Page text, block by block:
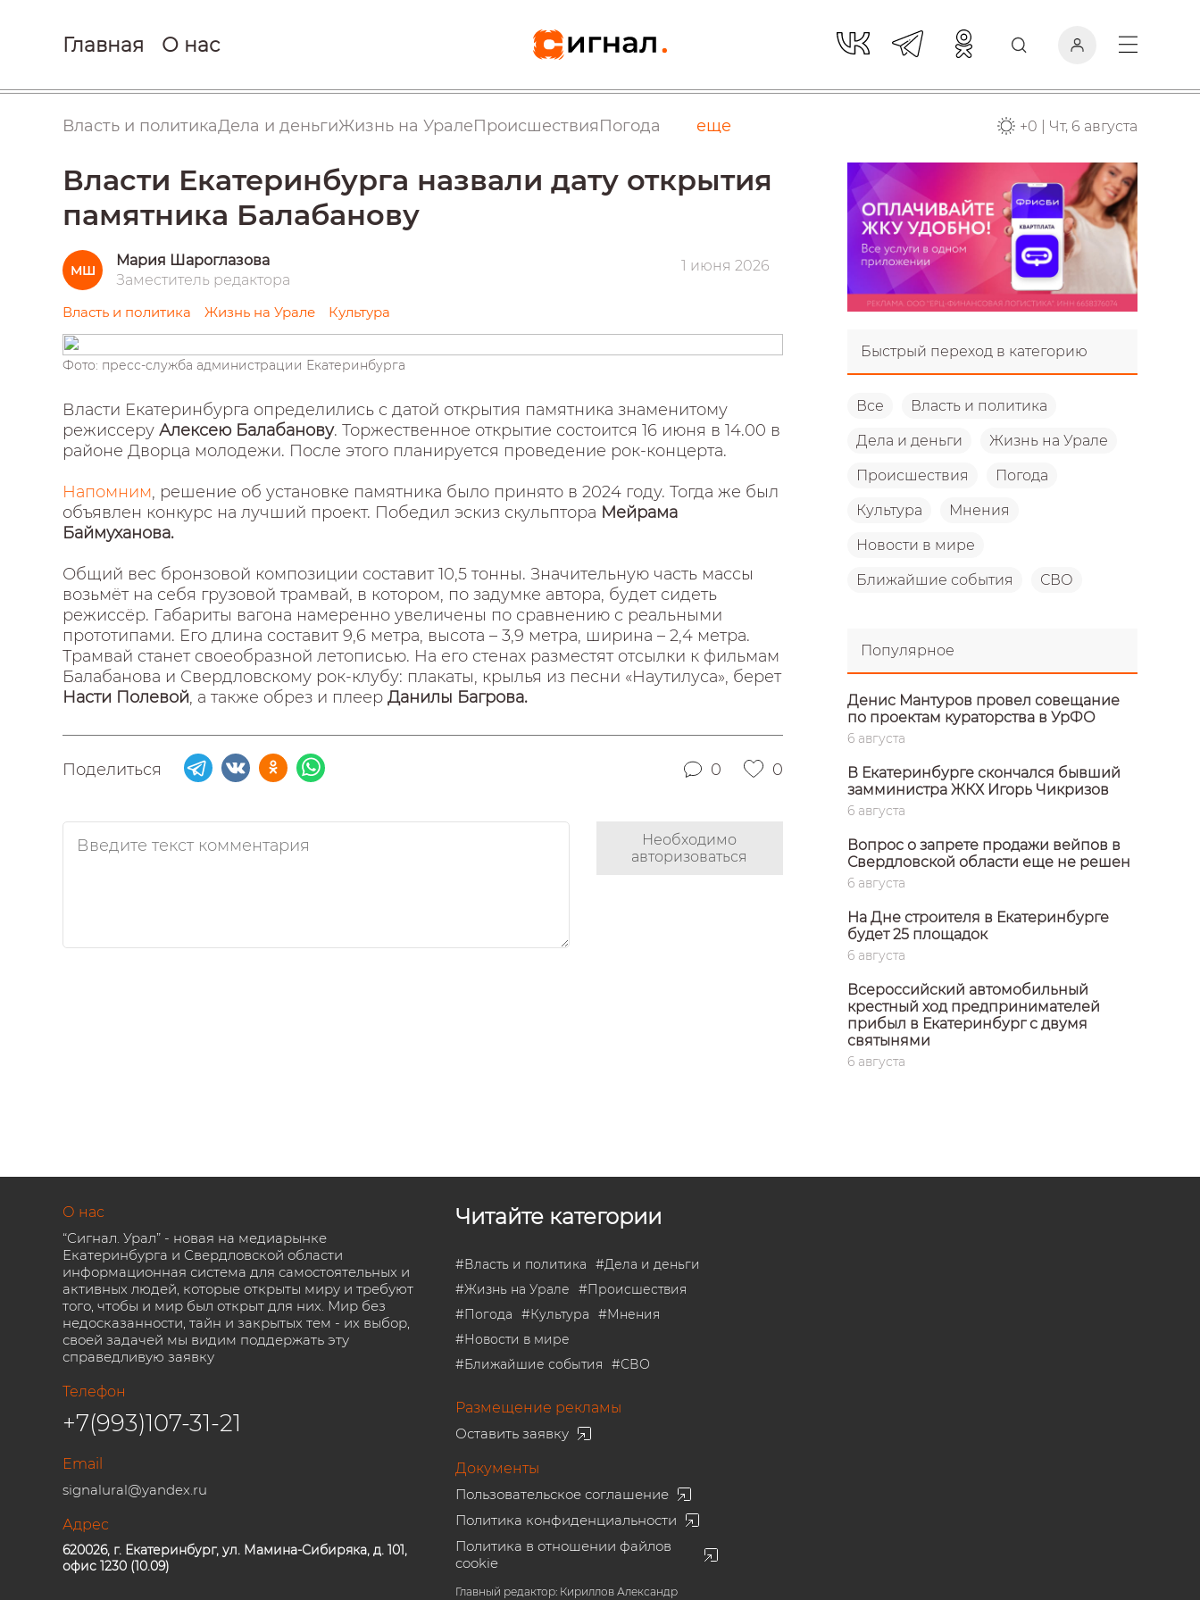
Главная О нас
Власть и политикаДела и деньгиЖизнь на УралеПроисшествияПогода еще +0 Чт, 6 августа
Власти Екатеринбурга назвали дату открытия
памятника Балабанову
МШ
Мария Шароглазова
Заместитель редактора
1 июня 2026
Власть и политика Жизнь на Урале Культура
Фото: пресс-служба администрации Екатеринбурга
Власти Екатеринбурга определились с датой открытия памятника знаменитому
режиссеру Алексею Балабанову. Торжественное открытие состоится 16 июня в 14.00 в
районе Дворца молодежи. После этого планируется проведение рок-концерта.
Напомним, решение об установке памятника было принято в 2024 году. Тогда же был
объявлен конкурс на лучший проект. Победил эскиз скульптора Мейрама
Баймуханова.
Общий вес бронзовой композиции составит 10,5 тонны. Значительную часть массы
возьмёт на себя грузовой трамвай, в котором, по задумке автора, будет сидеть
режиссёр. Габариты вагона намеренно увеличены по сравнению с реальными
прототипами. Его длина составит 9,6 метра, высота – 3,9 метра, ширина – 2,4 метра.
Трамвай станет своеобразной летописью. На его стенах разместят отсылки к фильмам
Балабанова и Свердловскому рок-клубу: плакаты, крылья из песни «Наутилуса», берет
Насти Полевой, а также обрез и плеер Данилы Багрова.
Поделиться 0 0
Необходимо
авторизоваться
Быстрый переход в категорию
Все Власть и политика
Дела и деньги Жизнь на Урале
Происшествия Погода
Культура Мнения
Новости в мире
Ближайшие события СВО
Популярное
Денис Мантуров провел совещание
по проектам кураторства в УрФО
6 августа
В Екатеринбурге скончался бывший
замминистра ЖКХ Игорь Чикризов
6 августа
Вопрос о запрете продажи вейпов в
Свердловской области еще не решен
6 августа
На Дне строителя в Екатеринбурге
будет 25 площадок
6 августа
Всероссийский автомобильный
крестный ход предпринимателей
прибыл в Екатеринбург с двумя
святынями
6 августа
О нас
“Сигнал. Урал” - новая на медиарынке
Екатеринбурга и Свердловской области
информационная система для самостоятельных и
активных людей, которые открыты миру и требуют
того, чтобы и мир был открыт для них. Мир без
недосказанности, тайн и закрытых тем - их выбор,
своей задачей мы видим поддержать эту
справедливую заявку
Телефон
+7(993)107-31-21
Email
signalural@yandex.ru
Адрес
620026, г. Екатеринбург, ул. Мамина-Сибиряка, д. 101,
офис 1230 (10.09)
Читайте категории
#Власть и политика #Дела и деньги
#Жизнь на Урале #Происшествия
#Погода #Культура #Мнения
#Новости в мире
#Ближайшие события #СВО
Размещение рекламы
Оставить заявку
Документы
Пользовательское соглашение
Политика конфиденциальности
Политика в отношении файлов
cookie
Главный редактор: Кириллов Александр